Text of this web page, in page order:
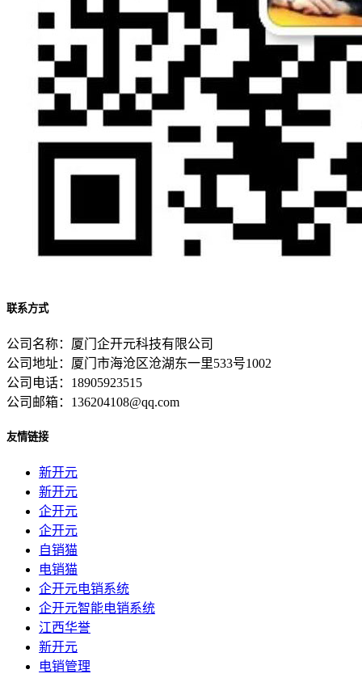
联系方式
公司名称：厦门企开元科技有限公司
公司地址：厦门市海沧区沧湖东一里533号1002
公司电话：18905923515
公司邮箱：136204108@qq.com
友情链接
新开元
新开元
企开元
企开元
自销猫
电销猫
企开元电销系统
企开元智能电销系统
江西华誉
新开元
电销管理